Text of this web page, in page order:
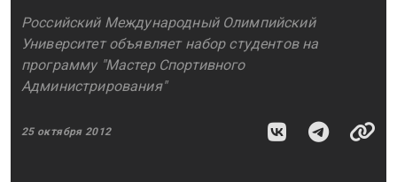
Российский Международный Олимпийский
Университет объявляет набор студентов на
программу "Мастер Спортивного
Администрирования"
25 октября 2012